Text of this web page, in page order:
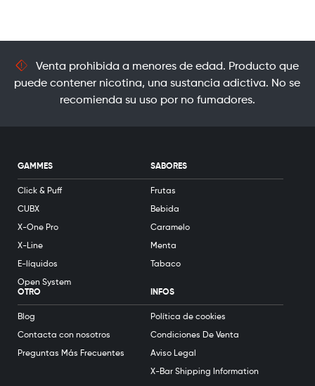
Venta prohibida a menores de edad. Producto que
puede contener nicotina, una sustancia adictiva. No se
recomienda su uso por no fumadores.
GAMMES
Click & Puff
CUBX
X-One Pro
X-Line
E-líquidos
Open System
SABORES
Frutas
Bebida
Caramelo
Menta
Tabaco
OTRO
Blog
Contacta con nosotros
Preguntas Más Frecuentes
INFOS
Política de cookies
Condiciones De Venta
Aviso Legal
X-Bar Shipping Information